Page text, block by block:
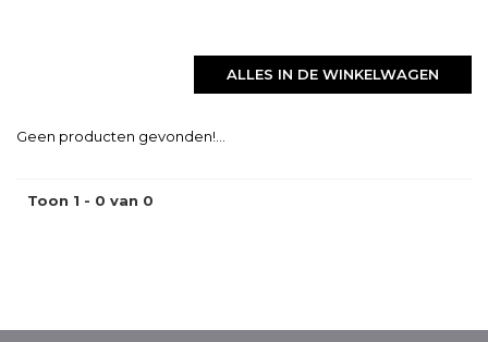
ALLES IN DE WINKELWAGEN
Geen producten gevonden!...
Toon 1 - 0 van 0